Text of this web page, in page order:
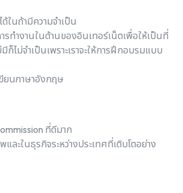
ในถ้ามีความจำเป็น
ทำงานในด้านของอินเทอร์เน็ตเพื่อให้เป็นที่
ก็ไม่จำเป็นเพราะเราจะให้การฝึกอบรมแบบ
ยนภาษาอังกฤษ
ที่ดีมาก
และในธุรกิจระหว่างประเทศที่เติบโตอย่าง